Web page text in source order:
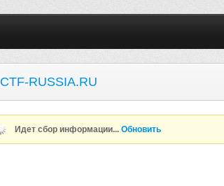
CTF-RUSSIA.RU
Идет сбор информации...Обновить